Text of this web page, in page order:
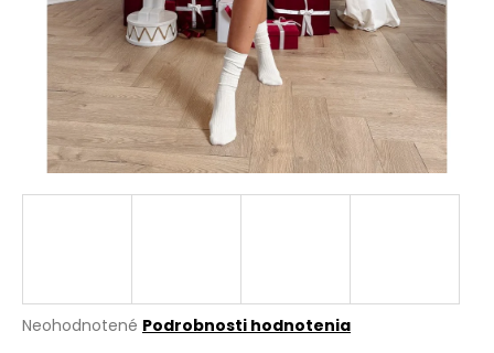
Priemerné
Neohodnotené Podrobnosti hodnotenia